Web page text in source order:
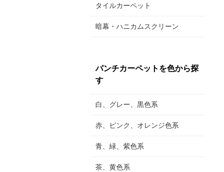
タイルカーペット
暗幕・ハニカムスクリーン
パンチカーペットを色から探
す
白、グレー、黒色系
赤、ピンク、オレンジ色系
青、緑、紫色系
茶、黄色系